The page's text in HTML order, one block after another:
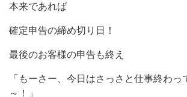
本来であれば
確定申告の締め切り日！
最後のお客様の申告も終え
「もーさー、今日はさっさと仕事終わっ
～！」